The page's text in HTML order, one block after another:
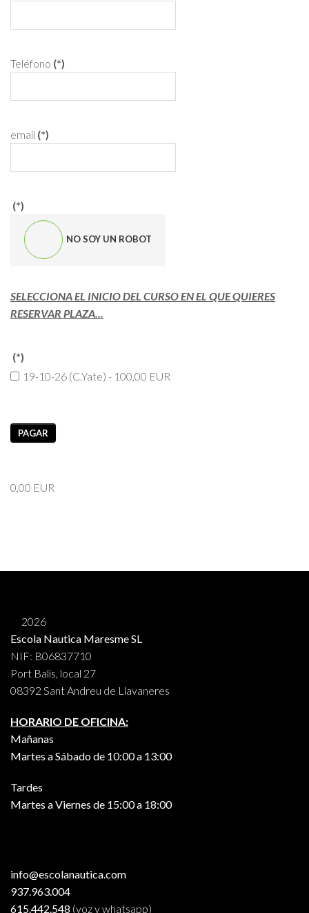
Teléfono (*)
email (*)
(*)
NO SOY UN ROBOT
SELECCIONA EL INICIO DEL CURSO EN EL QUE QUIERES
RESERVAR PLAZA...
(*)
19-10-26 (C.Yate) - 100,00 EUR
PAGAR
0,00 EUR
2026
Escola Nautica Maresme SL
NIF: B06837710
Port Balis, local 27
08392 Sant Andreu de Llavaneres
HORARIO DE OFICINA:
Mañanas
Martes a Sábado de 10:00 a 13:00
Tardes
Martes a Viernes de 15:00 a 18:00
info@escolanautica.com
937.963.004
615.442.548 (voz y whatsapp)